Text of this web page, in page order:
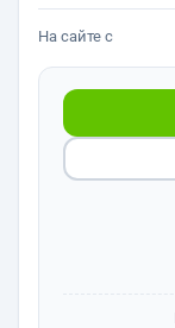
На сайте с